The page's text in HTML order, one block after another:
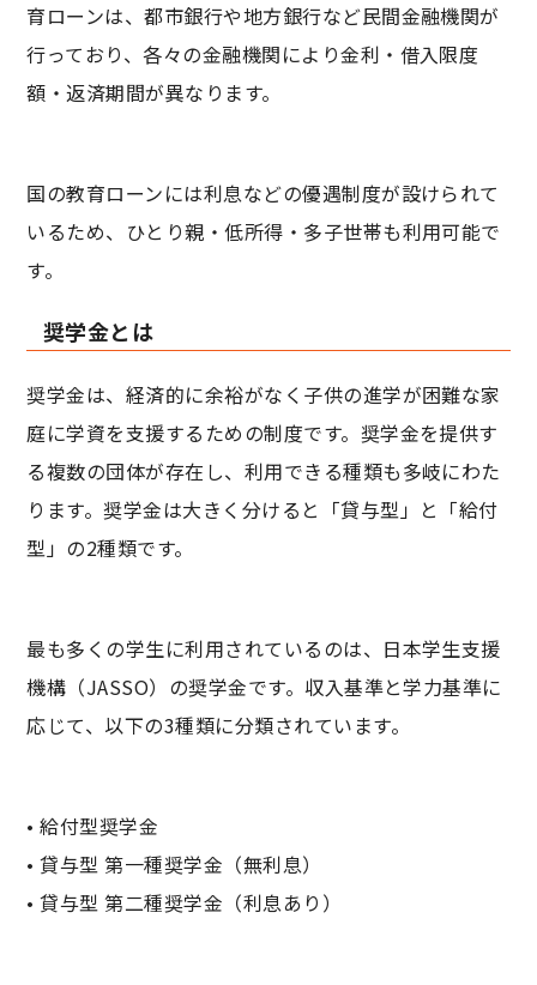
育ローンは、都市銀行や地方銀行など民間金融機関が
行っており、各々の金融機関により金利・借入限度
額・返済期間が異なります。
国の教育ローンには利息などの優遇制度が設けられて
いるため、ひとり親・低所得・多子世帯も利用可能で
す。
奨学金とは
奨学金は、経済的に余裕がなく子供の進学が困難な家
庭に学資を支援するための制度です。奨学金を提供す
る複数の団体が存在し、利用できる種類も多岐にわた
ります。奨学金は大きく分けると「貸与型」と「給付
型」の2種類です。
最も多くの学生に利用されているのは、日本学生支援
機構（JASSO）の奨学金です。収入基準と学力基準に
応じて、以下の3種類に分類されています。
• 給付型奨学金
• 貸与型 第一種奨学金（無利息）
• 貸与型 第二種奨学金（利息あり）